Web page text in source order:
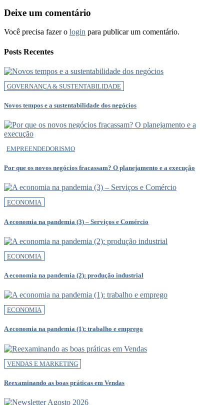
Deixe um comentário
Você precisa fazer o login para publicar um comentário.
Posts Recentes
GOVERNANÇA & SUSTENTABILIDADE
Novos tempos e a sustentabilidade dos negócios
EMPREENDEDORISMO
Por que os novos negócios fracassam? O planejamento e a execução
ECONOMIA
A economia na pandemia (3) – Serviços e Comércio
ECONOMIA
A economia na pandemia (2): produção industrial
ECONOMIA
A economia na pandemia (1): trabalho e emprego
VENDAS E MARKETING
Reexaminando as boas práticas em Vendas